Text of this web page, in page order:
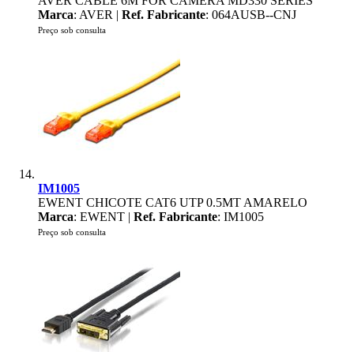
Marca: AVER | Ref. Fabricante: 064AUSB--CNJ
Preço sob consulta
IM1005
EWENT CHICOTE CAT6 UTP 0.5MT AMARELO
Marca: EWENT | Ref. Fabricante: IM1005
Preço sob consulta